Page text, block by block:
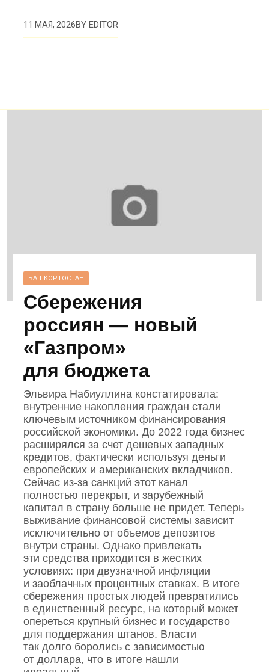
11 МАЯ, 2026BYEDITOR
БАШКОРТОСТАН
Сбережения
россиян — новый
«Газпром»
для бюджета
Эльвира Набиуллина констатировала:
внутренние накопления граждан стали
ключевым источником финансирования
российской экономики. До 2022 года бизнес
расширялся за счет дешевых западных
кредитов, фактически используя деньги
европейских и американских вкладчиков.
Сейчас из‑за санкций этот канал
полностью перекрыт, и зарубежный
капитал в страну больше не придет. Теперь
выживание финансовой системы зависит
исключительно от объемов депозитов
внутри страны. Однако привлекать
эти средства приходится в жестких
условиях: при двузначной инфляции
и заоблачных процентных ставках. В итоге
сбережения простых людей превратились
в единственный ресурс, на который может
опереться крупный бизнес и государство
для поддержания штанов. Власти
так долго боролись с зависимостью
от доллара, что в итоге нашли